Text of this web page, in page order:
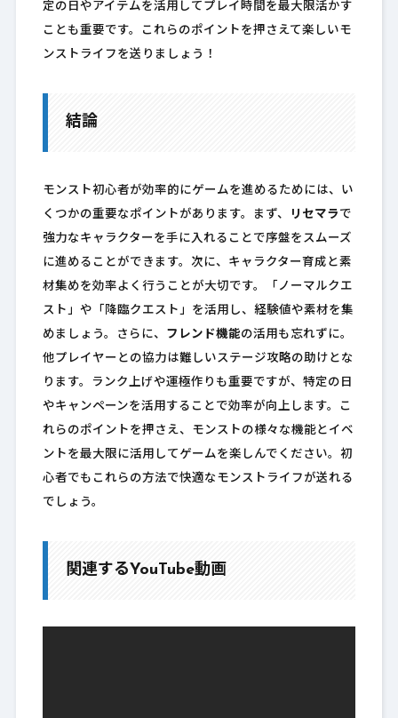
定の日やアイテムを活用してプレイ時間を最大限活かす
ことも重要です。これらのポイントを押さえて楽しいモ
ンストライフを送りましょう！
結論
モンスト初心者が効率的にゲームを進めるためには、い
くつかの重要なポイントがあります。まず、 リセマラ で
強力なキャラクターを手に入れることで序盤をスムーズ
に進めることができます。次に、キャラクター育成と素
材集めを効率よく行うことが大切です。「ノーマルクエ
スト」や「降臨クエスト」を活用し、経験値や素材を集
めましょう。さらに、 フレンド機能の活用も忘れずに。
他プレイヤーとの協力は難しいステージ攻略の助けとな
ります。ランク上げや運極作りも重要ですが、特定の日
やキャンペーンを活用することで効率が向上します。こ
れらのポイントを押さえ、モンストの様々な機能とイベ
ントを最大限に活用してゲームを楽しんでください。初
心者でもこれらの方法で快適なモンストライフが送れる
でしょう。
関連するYouTube動画